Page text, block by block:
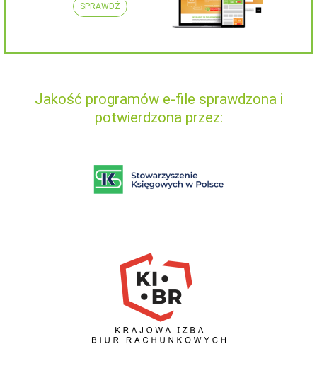
SPRAWDŹ
Jakość programów e-file sprawdzona i
potwierdzona przez: